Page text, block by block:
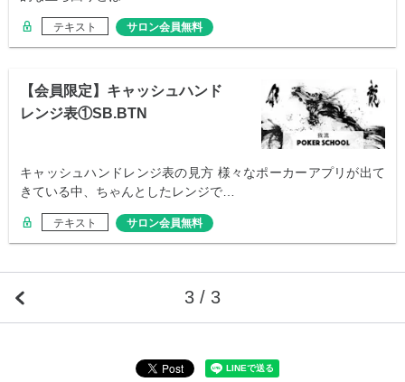
テキスト サロン会員無料
【会員限定】キャッシュハンド
レンジ表①SB.BTN
キャッシュハンドレンジ表の見方 様々なポーカーアプリが出て
きている中、ちゃんとしたレンジで…
テキスト サロン会員無料
3 / 3